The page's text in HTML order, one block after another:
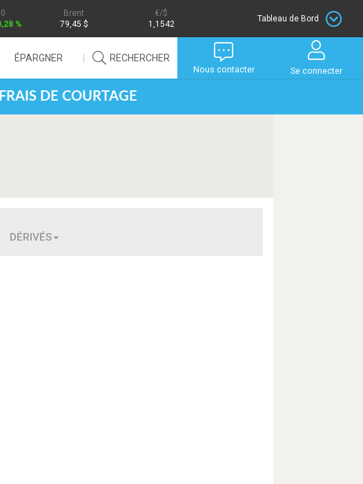
%
Brent
79,45 $
/$
1,1542
Tableau de Bord
ÉPARGNER RECHERCHER
Nous contacter Se connecter
DE COURTAGE
DÉRIVÉS